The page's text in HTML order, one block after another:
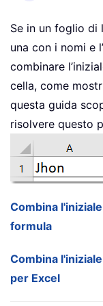
Se in un foglio
una con i nomi e
combinare
cella, come
questa guida
risolvere questo
Combina
formula
Combina
per Excel